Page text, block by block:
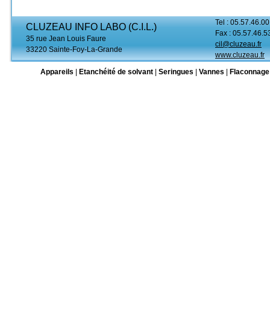
CLUZEAU INFO LABO (C.I.L.)
35 rue Jean Louis Faure
33220 Sainte-Foy-La-Grande
Tel :
Fax :
cil@cluzeau.fr
www.cluzeau.fr
Appareils
Etanchéité de solvant Seringues Vannes Flaconnage